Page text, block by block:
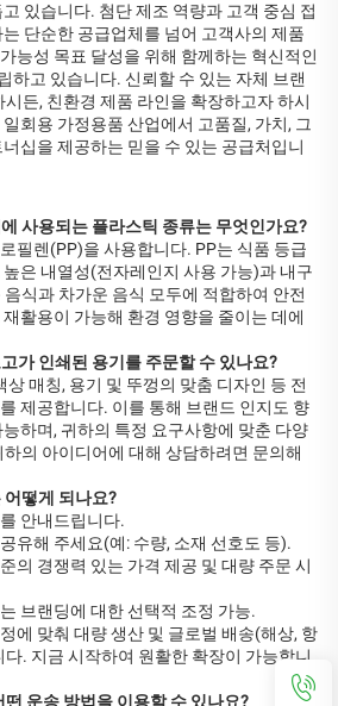
있습니다. 첨단 제조 역량과 고객 중심 접
단순한 공급업체를 넘어 고객사의 제품
능성 목표 달성을 위해 함께하는 혁신적인
하고 있습니다. 신뢰할 수 있는 자체 브랜
든, 친환경 제품 라인을 확장하고자 하시
회용 가정용품 산업에서 고품질, 가치, 그
십을 제공하는 믿을 수 있는 공급처입니
사용되는 플라스틱 종류는 무엇인가요?
필렌(PP)을 사용합니다. PP는 식품 등급
은 내열성(전자레인지 사용 가능)과 내구
식과 차가운 음식 모두에 적합하여 안전
활용이 가능해 환경 영향을 줄이는 데에
가 인쇄된 용기를 주문할 수 있나요?
매칭, 용기 및 뚜껑의 맞춤 디자인 등 전
제공합니다. 이를 통해 브랜드 인지도 향
하며, 귀하의 특정 요구사항에 맞춘 다양
의 아이디어에 대해 상담하려면 문의해
떻게 되나요?
안내드립니다.
유해 주세요(예: 수량, 소재 선호도 등).
의 경쟁력 있는 가격 제공 및 대량 주문 시
브랜딩에 대한 선택적 조정 가능.
에 맞춰 대량 생산 및 글로벌 배송(해상, 항
. 지금 시작하여 원활한 확장이 가능합니
운송 방법을 이용할 수 있나요?